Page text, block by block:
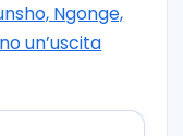
Ngonge,
un’uscita